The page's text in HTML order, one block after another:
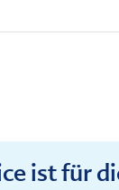
ist für